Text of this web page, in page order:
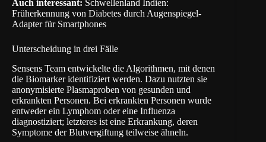
Auch interessant: Schwellenland Indien:
Früherkennung von Diabetes durch Augenspiegel-
Adapter für Smartphones
Unterscheidung in drei Fälle
Sensens Team entwickelte die Algorithmen, mit denen
die Biomarker identifiziert werden. Dazu nutzten sie
anonymisierte Plasmaproben von gesunden und
erkrankten Personen. Bei erkrankten Personen wurde
entweder ein Lymphom oder eine Influenza
diagnostiziert; letzteres ist eine Erkrankung, deren
Symptome der Blutvergiftung teilweise ähneln.